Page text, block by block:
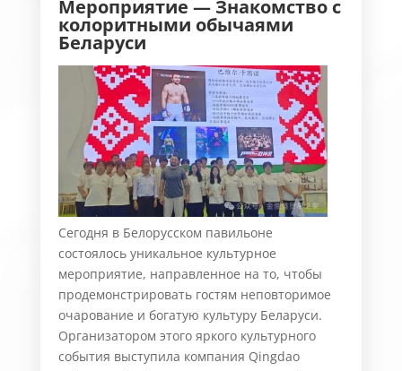
Мероприятие — Знакомствос
колоритными обычаями
Беларуси
Сегодня в Белорусском павильоне
состоялось уникальное культурное
мероприятие, направленное на то, чтобы
продемонстрировать гостям неповторимое
очарование и богатую культуру Беларуси.
Организатором этого яркого культурного
события выступила компания Qingdao